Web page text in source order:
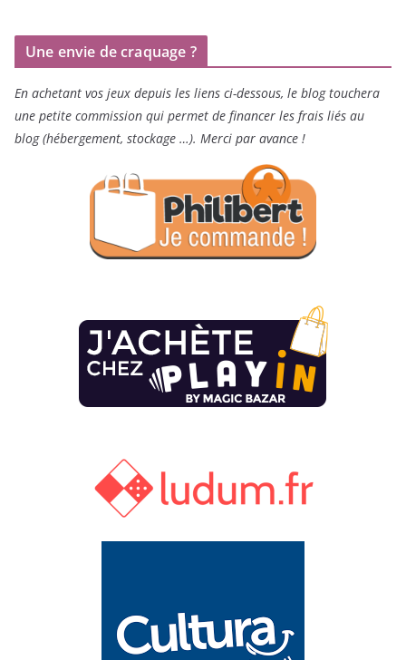
Une envie de craquage ?
En achetant vos jeux depuis les liens ci-dessous, le blog touchera
une petite commission qui permet de financer les frais liés au
blog (hébergement, stockage …). Merci par avance !